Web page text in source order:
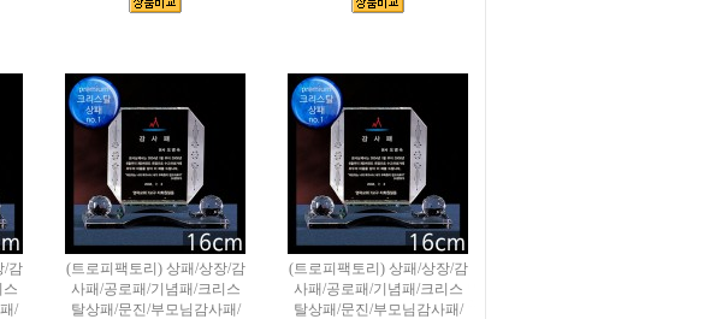
/감
스
/
(트로피팩토리) 상패/상장/감
사패/공로패/기념패/크리스
탈상패/문진/부모님감사패/
(트로피팩토리) 상패/상장/감
사패/공로패/기념패/크리스
탈상패/문진/부모님감사패/